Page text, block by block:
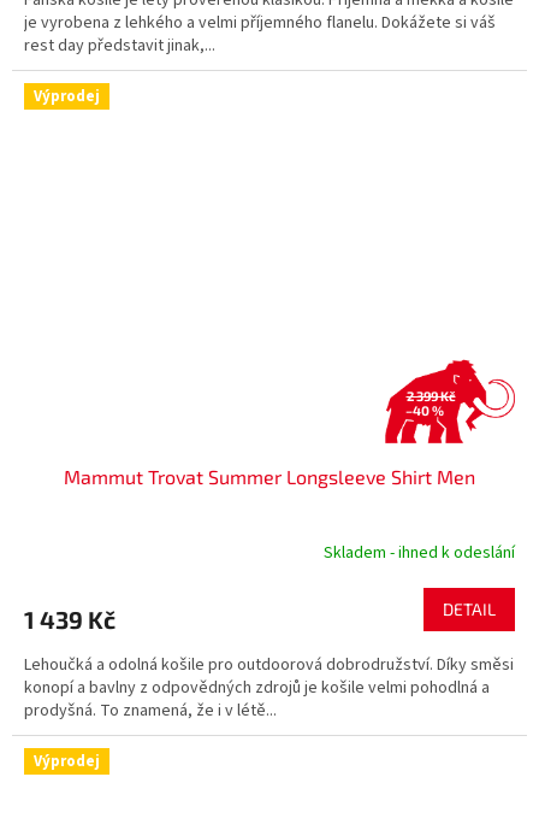
je vyrobena z lehkého a velmi příjemného flanelu. Dokážete si váš
rest day představit jinak,...
Výprodej
2 399 Kč
–40 %
Mammut Trovat Summer Longsleeve Shirt Men
Skladem - ihned k odeslání
1 439 Kč DETAIL
Lehoučká a odolná košile pro outdoorová dobrodružství. Díky směsi
konopí a bavlny z odpovědných zdrojů je košile velmi pohodlná a
prodyšná. To znamená, že i v létě...
Výprodej